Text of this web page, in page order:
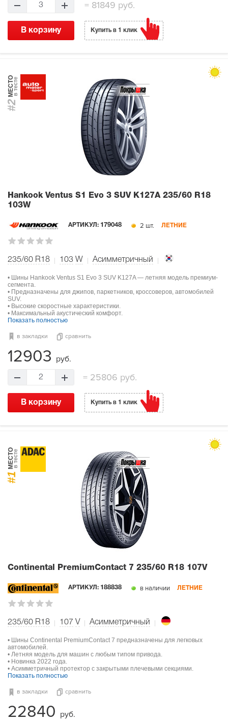
3 = 81849 руб.
В корзину Купить в 1 клик
#2
МЕСТОв тесте
Hankook Ventus S1 Evo 3 SUV K127A 235/60 R18
103W
АРТИКУЛ: 179048 2 шт. ЛЕТНИЕ
235/60 R18 103 W Асимметричный
• Шины Hankook Ventus S1 Evo 3 SUV K127A — летняя модель премиум-
сегмента.
• Предназначены для джипов, паркетников, кроссоверов, автомобилей
SUV.
• Высокие скоростные характеристики.
• Максимальный акустический комфорт.
Показать полностью
в закладки сравнить
12903 руб.
2 =25806 руб.
В корзину Купить в 1 клик
#1
МЕСТОв тесте
Continental PremiumContact 7 235/60 R18 107V
АРТИКУЛ: 188838 в наличии ЛЕТНИЕ
235/60 R18 107 V Асимметричный
• Шины Continental PremiumContact 7 предназначены для легковых
автомобилей.
• Летняя модель для машин с любым типом привода.
• Новинка 2022 года.
• Асимметричный протектор с закрытыми плечевыми секциями.
Показать полностью
в закладки сравнить
22840 руб.